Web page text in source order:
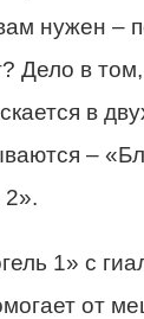
нужен –
Дело в
в
–
2».
1» с
от